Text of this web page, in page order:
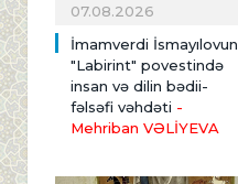
07.08.2026
İmamverdi İsmayılovun
"Labirint" povestində
insan və dilin bədii-
fəlsəfi vəhdəti -
Mehriban VƏLİYEVA